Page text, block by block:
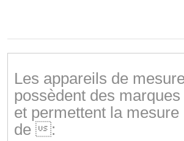
Les appareils de
possèdent des
et permettent la
de :